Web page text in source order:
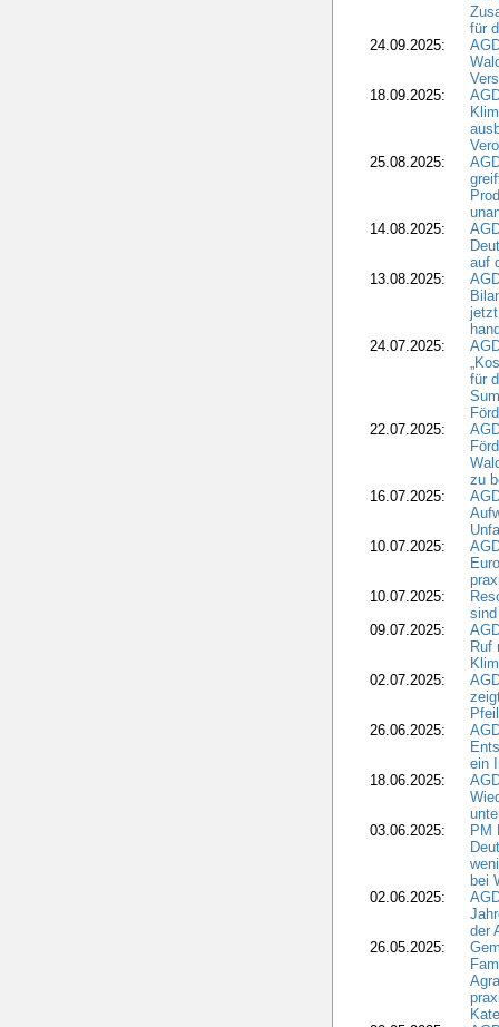
für
24.09.2025:
18.09.2025:
25.08.2025:
14.08.2025:
auf
13.08.2025:
24.07.2025:
für
22.07.2025:
zu
16.07.2025:
10.07.2025:
10.07.2025:
09.07.2025:
Ruf
02.07.2025:
26.06.2025:
ein
18.06.2025:
03.06.2025:
PM
bei
02.06.2025:
der
26.05.2025: